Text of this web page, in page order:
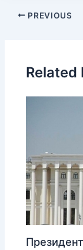
PREVIOUS
Related